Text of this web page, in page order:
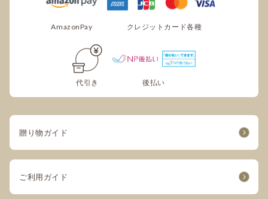
可能でございます。
入力ください。
※代引きでお支払いの場合は、領収書の発行は
承りかねます。
AmazonPay クレジットカード各種
代引き 後払い
贈り物ガイド
ご利用ガイド